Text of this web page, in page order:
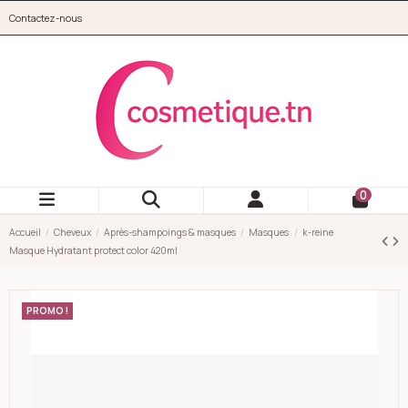
Contactez-nous
0
Accueil Cheveux Après-shampoings & masques Masques
k-reine
Masque Hydratant protect color 420ml
PROMO !